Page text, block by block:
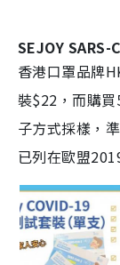
SEJOY SARS-
香港口罩品牌
裝$22，而購
子方式採樣，
已列在歐盟